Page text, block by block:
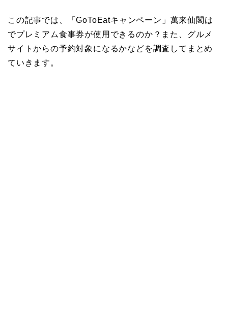
この記事では、「GoToEatキャンペーン」萬来仙閣は
でプレミアム食事券が使用できるのか？また、グルメ
サイトからの予約対象になるかなどを調査してまとめ
ていきます。